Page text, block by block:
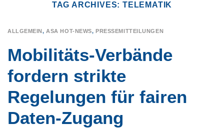
TAG ARCHIVES: TELEMATIK
ALLGEMEIN, ASA HOT-NEWS,PRESSEMITTEILUNGEN
Mobilitäts-Verbände
fordern strikte
Regelungen für fairen
Daten-Zugang